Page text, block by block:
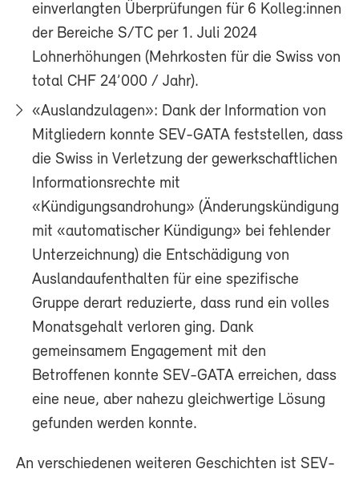
einverlangten Überprüfungen für 6 Kolleg:innen
der Bereiche S/TC per 1. Juli 2024
Lohnerhöhungen (Mehrkosten für die Swiss von
total CHF 24’000 / Jahr).
«Auslandzulagen»: Dank der Information von
Mitgliedern konnte SEV-GATA feststellen, dass
die Swiss in Verletzung der gewerkschaftlichen
Informationsrechte mit
«Kündigungsandrohung» (Änderungskündigung
mit «automatischer Kündigung» bei fehlender
Unterzeichnung) die Entschädigung von
Auslandaufenthalten für eine spezifische
Gruppe derart reduzierte, dass rund ein volles
Monatsgehalt verloren ging. Dank
gemeinsamem Engagement mit den
Betroffenen konnte SEV-GATA erreichen, dass
eine neue, aber nahezu gleichwertige Lösung
gefunden werden konnte.
An verschiedenen weiteren Geschichten ist SEV-